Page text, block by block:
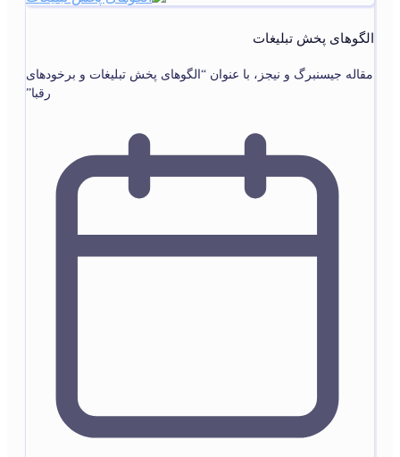
الگوهای پخش تبليغات
مقاله جیسنبرگ و نیجز، با عنوان “الگوهای پخش تبلیغات و برخودهای
رقبا”